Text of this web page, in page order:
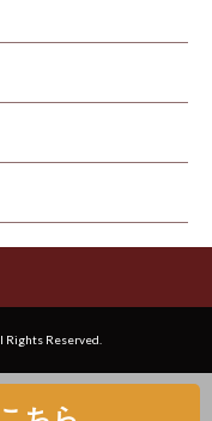
Rights Reserved.